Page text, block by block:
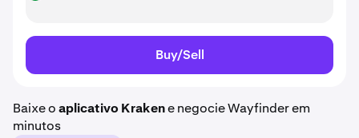
Buy/Sell
Baixe oaplicativo Krakene negocie Wayfinder em
minutos